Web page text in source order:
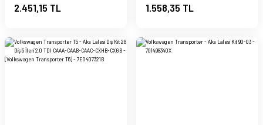
2.451,15 TL 1.558,35 TL